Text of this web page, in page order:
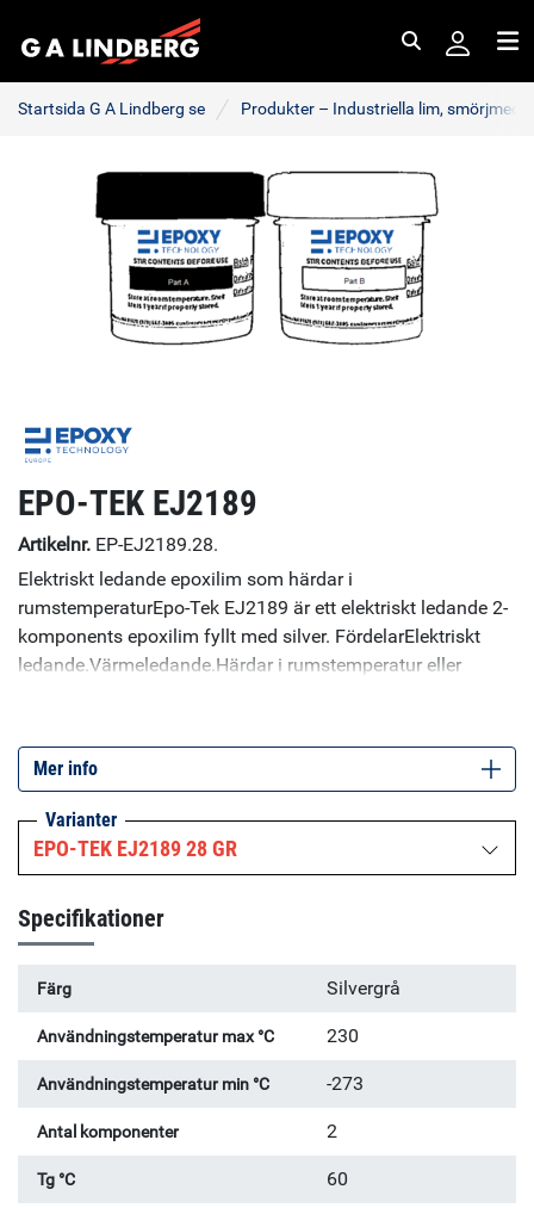
Startsida G A Lindberg se Produkter – Industriella lim,
EPO-TEK EJ2189
Artikelnr. EP-EJ2189.28.
Elektriskt ledande epoxilim som härdar i
rumstemperaturEpo-Tek EJ2189 är ett elektriskt ledande 2-
komponents epoxilim fyllt med silver. FördelarElektriskt
ledande.Värmeledande.Härdar i rumstemperatur eller
plaster.AnvändningsområdenEpo-Tek EJ-2189 kan
användas för EMI- och RFI-skärmning, ITO-kopplingar i
LCD, kryogena tillämpningar samt som lim mikroelektonik i
RF radio- och mikrovågsapplikationer.Produkten är
temperaturkänslighet är ett hinder. Limmet kan appliceras
med dispensering, tryck, pensling eller amnuell applicering.
Mer info
Varianter
EPO-TEK EJ2189 28 GR
Specifikationer
Färg Silvergrå
Användningstemperatur max °C 230
Användningstemperatur min °C -273
Antal komponenter 2
Tg °C 60